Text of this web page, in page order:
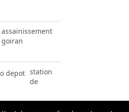
assainissement
goiran
station
de